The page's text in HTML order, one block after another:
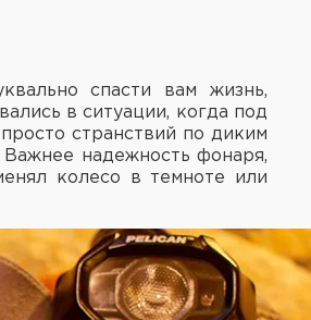
спасти вам жизнь,
в ситуации, когда под
странствий по диким
Важнее надежность фонаря,
колесо в темноте или